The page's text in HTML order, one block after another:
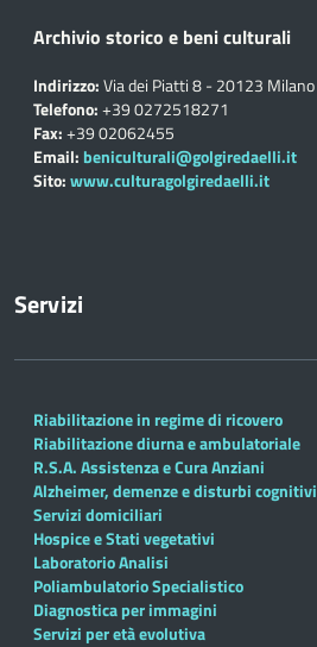
Archivio storico e beni culturali
Indirizzo:Via dei Piatti 8 - 20123 Milano
Telefono:+39 0272518271
Fax:+39 02062455
Email: beniculturali@golgiredaelli.it
Sito:www.culturagolgiredaelli.it
Servizi
Riabilitazione in regime di ricovero
Riabilitazione diurna e ambulatoriale
R.S.A. Assistenza e Cura Anziani
Alzheimer, demenze e disturbi cognitivi
Servizi domiciliari
Hospice e Stati vegetativi
Laboratorio Analisi
Poliambulatorio Specialistico
Diagnostica per immagini
Servizi per età evolutiva